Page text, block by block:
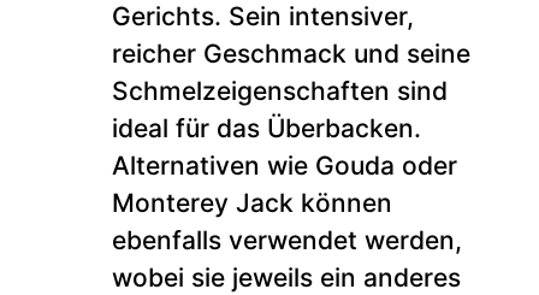
Gerichts. Sein intensiver,
reicher Geschmack und seine
Schmelzeigenschaften sind
ideal für das Überbacken.
Alternativen wie Gouda oder
Monterey Jack können
ebenfalls verwendet werden,
wobei sie jeweils ein anderes